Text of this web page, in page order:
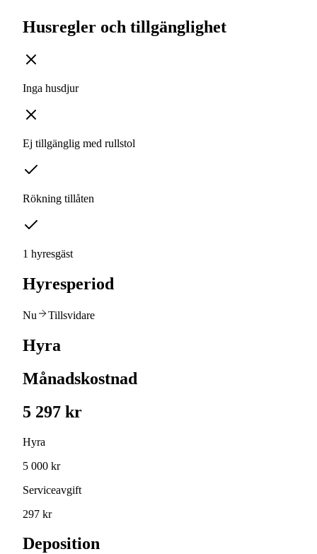
Husregler och tillgänglighet
Inga husdjur
Ej tillgänglig med rullstol
Rökning tillåten
1 hyresgäst
Hyresperiod
Nu Tillsvidare
Hyra
Månadskostnad
5 297 kr
Hyra
5 000 kr
Serviceavgift
297 kr
Deposition